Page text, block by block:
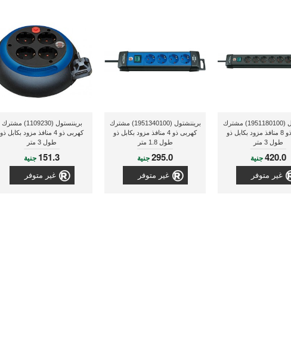
بريننشتول (1951180100) مشترك
كهربى ذو 8 منافذ مزود بكابل ذو
طول 3 متر
420.0جنية
غير متوفر
بريننشتول (1951340100) مشترك
كهربى ذو 4 منافذ مزود بكابل ذو
طول 1.8 متر
295.0جنية
غير متوفر
بريننستول (1109230) مشترك
كهربى ذو 4 منافذ مزود بكابل ذو
طول 3 متر
151.3 جنية
غير متوفر